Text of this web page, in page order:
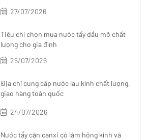
27/07/2026
Tiêu chí chọn mua nước tẩy dầu mỡ chất
lượng cho gia đình
25/07/2026
Địa chỉ cung cấp nước lau kính chất lượng,
giao hàng toàn quốc
24/07/2026
Nước tẩy cặn canxi có làm hỏng kính và